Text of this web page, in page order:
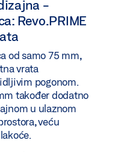
-
Revo.PRIME
od samo 75 mm,
vrata
pogonom.
također dodatno
u ulaznom
veću